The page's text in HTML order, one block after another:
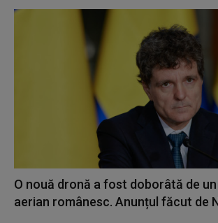
O nouă dronă a fost doborâtă de un
aerian românesc. Anunțul făcut de